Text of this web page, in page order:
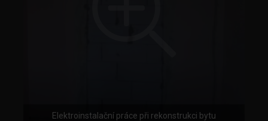
Elektroinstalační práce při rekonstrukci bytu